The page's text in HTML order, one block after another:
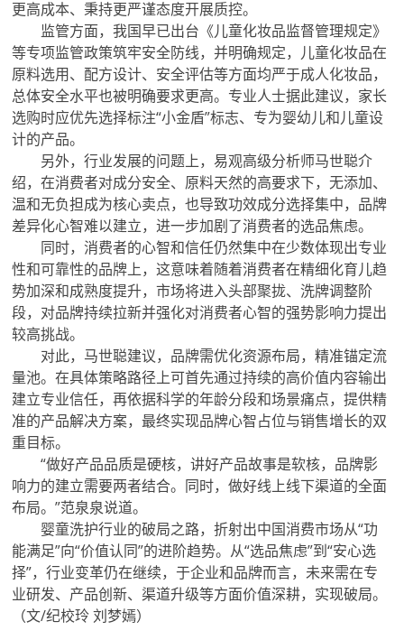
更高成本、秉持更严谨态度开展质控。
监管方面，我国早已出台《儿童化妆品监督管理规定》
等专项监管政策筑牢安全防线，并明确规定，儿童化妆品在
原料选用、配方设计、安全评估等方面均严于成人化妆品，
总体安全水平也被明确要求更高。专业人士据此建议，家长
选购时应优先选择标注“小金盾”标志、专为婴幼儿和儿童设
计的产品。
另外，行业发展的问题上，易观高级分析师马世聪介
绍，在消费者对成分安全、原料天然的高要求下，无添加、
温和无负担成为核心卖点，也导致功效成分选择集中，品牌
差异化心智难以建立，进一步加剧了消费者的选品焦虑。
同时，消费者的心智和信任仍然集中在少数体现出专业
性和可靠性的品牌上，这意味着随着消费者在精细化育儿趋
势加深和成熟度提升，市场将进入头部聚拢、洗牌调整阶
段，对品牌持续拉新并强化对消费者心智的强势影响力提出
较高挑战。
对此，马世聪建议，品牌需优化资源布局，精准锚定流
量池。在具体策略路径上可首先通过持续的高价值内容输出
建立专业信任，再依据科学的年龄分段和场景痛点，提供精
准的产品解决方案，最终实现品牌心智占位与销售增长的双
重目标。
“做好产品品质是硬核，讲好产品故事是软核，品牌影
响力的建立需要两者结合。同时，做好线上线下渠道的全面
布局。”范泉泉说道。
婴童洗护行业的破局之路，折射出中国消费市场从“功
能满足”向“价值认同”的进阶趋势。从“选品焦虑”到“安心选
择”，行业变革仍在继续，于企业和品牌而言，未来需在专
业研发、产品创新、渠道升级等方面价值深耕，实现破局。
（文/纪校玲 刘梦嫣）